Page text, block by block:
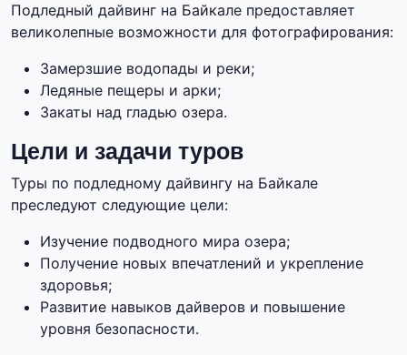
Подледный дайвинг на Байкале предоставляет
великолепные возможности для фотографирования:
Замерзшие водопады и реки;
Ледяные пещеры и арки;
Закаты над гладью озера.
Цели и задачи туров
Туры по подледному дайвингу на Байкале
преследуют следующие цели:
Изучение подводного мира озера;
Получение новых впечатлений и укрепление
здоровья;
Развитие навыков дайверов и повышение
уровня безопасности.